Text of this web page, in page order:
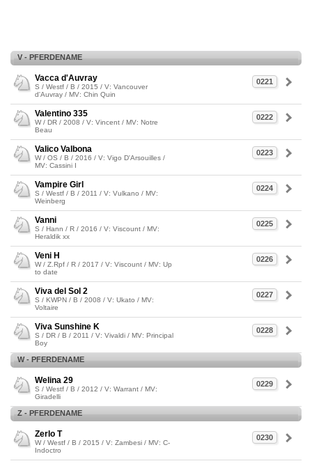
V - PFERDENAME
0221
Vacca d'Auvray
S / Westf / B / 2015 / V: Vancouver
d'Auvray / MV: Chin Quin
0222
Valentino 335
W / DR / 2008 / V: Vincent / MV: Notre
Beau
0223
Valico Valbona
W / OS / B / 2016 / V: Vigo D'Arsouilles /
MV: Cassini I
0224
Vampire Girl
S / Westf / B / 2011 / V: Vulkano / MV:
Weinberg
0225
Vanni
S / Hann / R / 2016 / V: Viscount / MV:
Heraldik xx
0226
Veni H
W / Z.Rpf / R / 2017 / V: Viscount / MV: Up
to date
0227
Viva del Sol 2
S / KWPN / B / 2008 / V: Ukato / MV:
Voltaire
0228
Viva Sunshine K
S / DR / B / 2011 / V: Vivaldi / MV: Principal
Boy
W - PFERDENAME
0229
Welina 29
S / Westf / B / 2012 / V: Warrant / MV:
Giradelli
Z - PFERDENAME
0230
Zerlo T
W / Westf / B / 2015 / V: Zambesi / MV: C-
Indoctro